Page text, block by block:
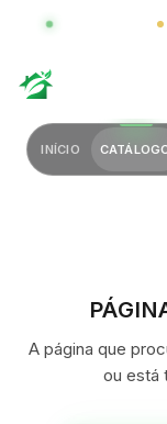
GLOBAL
INÍCIO
A página que
ou está